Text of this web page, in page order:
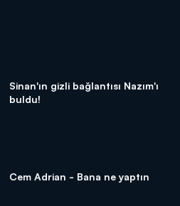
Sinan'ın gizli bağlantısı Nazım'ı
buldu!
Cem Adrian - Bana ne yaptın